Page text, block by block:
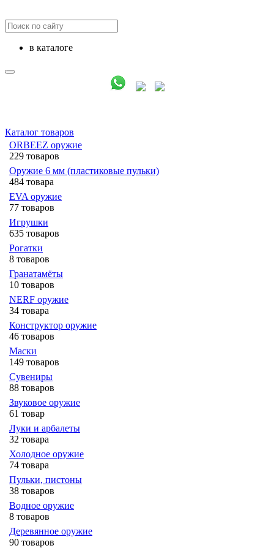
в каталоге
Каталог товаров
ORBEEZ оружие
229 товаров
Оружие 6 мм (пластиковые пульки)
484 товара
EVA оружие
77 товаров
Игрушки
635 товаров
Рогатки
8 товаров
Гранатамёты
10 товаров
NERF оружие
34 товара
Конструктор оружие
46 товаров
Маски
149 товаров
Сувениры
88 товаров
Звуковое оружие
61 товар
Луки и арбалеты
32 товара
Холодное оружие
74 товара
Пульки, пистоны
38 товаров
Водное оружие
8 товаров
Деревянное оружие
90 товаров